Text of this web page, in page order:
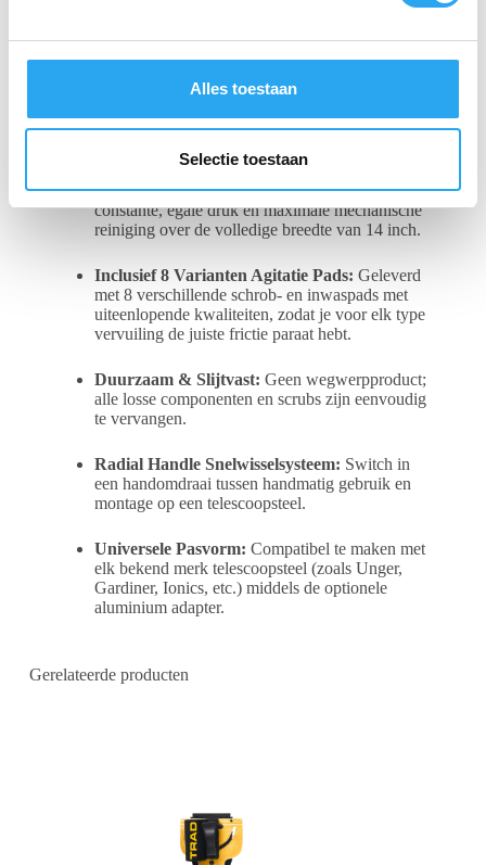
t
Alles toestaan
Selectie toestaan
seconden naar een steeltool. Bestel simpelweg een
aluminiumPole to Handle Stem Adaptormee die past
op jouw merk telescoopsteel en je bent klaar voor elke
Altijd Vlak op het Glas:Zorgt voor een
constante, egale druk en maximale mechanische
reiniging over de volledige breedte van 14 inch.
Inclusief 8 Varianten Agitatie Pads: Geleverd
met 8 verschillende schrob- en inwaspads met
uiteenlopende kwaliteiten, zodat je voor elk type
vervuiling de juiste frictie paraat hebt.
Duurzaam & Slijtvast: Geen wegwerpproduct;
alle losse componenten en scrubs zijn eenvoudig
te vervangen.
Radial Handle Snelwisselsysteem: Switch in
een handomdraai tussen handmatig gebruik en
montage op een telescoopsteel.
Universele Pasvorm: Compatibel te maken met
elk bekend merk telescoopsteel (zoals Unger,
Gardiner, Ionics, etc.) middels de optionele
aluminium adapter.
Gerelateerde producten